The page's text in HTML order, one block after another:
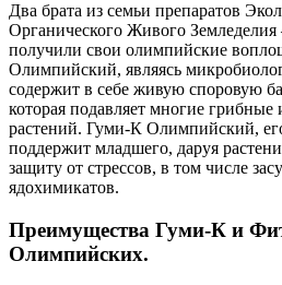
Два брата из семьи препаратов
Органического Живого
получили свои олимпийские
Олимпийский, являясь
содержит в себе живую споровую
которая подавляет многие грибные
растений. Гуми-К Олимпийский,
поддержит младшего, даруя
защиту от стрессов, в том числе
ядохимикатов.
Преимущества Гуми-К и
Олимпийских.